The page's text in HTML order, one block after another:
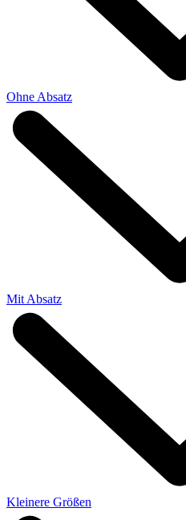
Ohne Absatz
Mit Absatz
Kleinere Größen